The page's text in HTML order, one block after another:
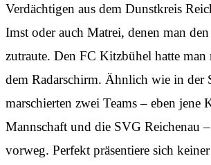
Verdächtigen aus dem Dunstkreis
Imst oder auch Matrei, denen man
zutraute. Den FC Kitzbühel hatte
dem Radarschirm. Ähnlich wie in der
marschierten zwei Teams – eben jene
Mannschaft und die SVG Reichenau
vorweg. Perfekt präsentiere sich